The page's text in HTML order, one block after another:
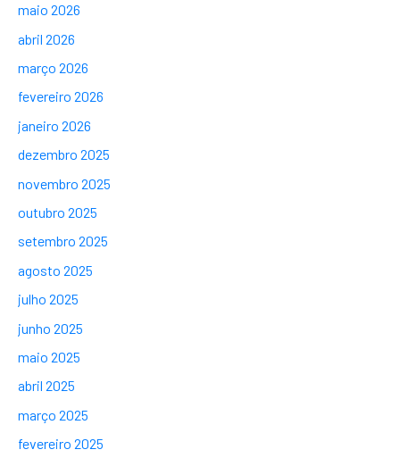
maio 2026
abril 2026
março 2026
fevereiro 2026
janeiro 2026
dezembro 2025
novembro 2025
outubro 2025
setembro 2025
agosto 2025
julho 2025
junho 2025
maio 2025
abril 2025
março 2025
fevereiro 2025